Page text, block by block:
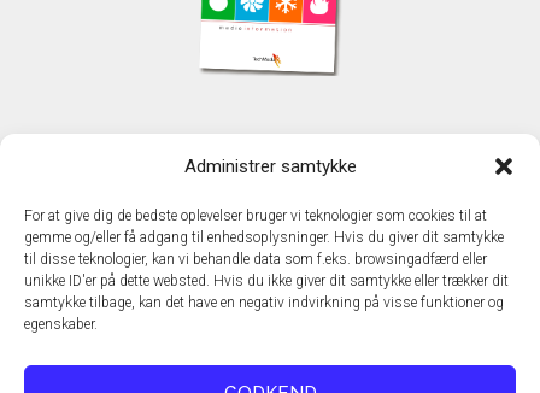
Administrer samtykke
For at give dig de bedste oplevelser bruger vi teknologier som cookies til at
gemme og/eller få adgang til enhedsoplysninger. Hvis du giver dit samtykke
til disse teknologier, kan vi behandle data som f.eks. browsingadfærd eller
unikke ID'er på dette websted. Hvis du ikke giver dit samtykke eller trækker dit
samtykke tilbage, kan det have en negativ indvirkning på visse funktioner og
egenskaber.
TechMedia A/S
DK - 2600 Glostrup
www.techmedia.dk
Telefon: +45 43 24 26 28
E-mail:info@techmedia.dk